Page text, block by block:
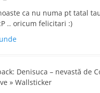
ca nu numa pt tatal
.. oricum felicitari :)
Denisuca – nevastă de
» Wallsticker